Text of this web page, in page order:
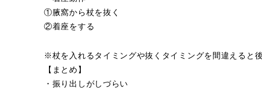
①腋窩から杖を抜く
②着座をする
※杖を入れるタイミングや抜くタイミングを間違えると
【まとめ】
・振り出しがしづらい